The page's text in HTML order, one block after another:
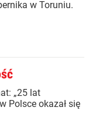
w Toruniu.
„25 lat
Polsce okazał się